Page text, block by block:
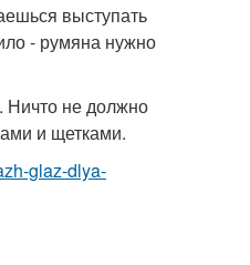
выступать
- румяна нужно
Ничто не должно
и щетками.
glaz-dlya-